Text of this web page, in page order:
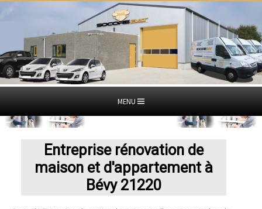
MENU
Entreprise rénovation de
maison et d'appartement à
Bévy 21220